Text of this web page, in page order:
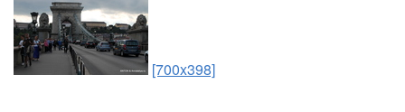
[700x398]